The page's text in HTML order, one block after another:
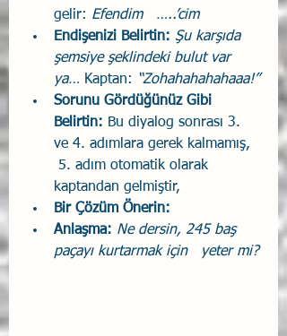
gelir: Efendim   …..’cim
Endişenizi Belirtin: Şu karşıda
şemsiye şeklindeki bulut var
ya… Kaptan:
“Zohahahahahaaa!”
Sorunu Gördüğünüz Gibi
Belirtin: Bu diyalog sonrası 3.
ve 4. adımlara gerek kalmamış,
5. adım otomatik olarak
kaptandan gelmiştir,
Bir Çözüm Önerin:
Anlaşma: Ne dersin, 245 baş
paçayı kurtarmak için   yeter mi?